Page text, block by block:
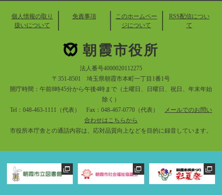
個人情報の取り
扱いについて
免責事項
このホームペー
ジについて
RSS配信につい
て
朝霞市役所
法人番号4000020112275
〒351-8501 埼玉県朝霞市本町一丁目1番1号
開庁時間：午前8時45分から午後4時まで（土曜日、日曜日、祝日、年末年始
除く）
Tel：048-463-1111（代表） Fax：048-467-0770（代表）
メールでのお問い
合わせはこちらから
市役所本庁舎との通話内容は、応対品質向上などを目的に録音しています。